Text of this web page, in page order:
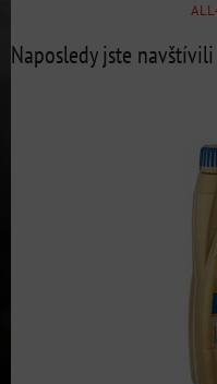
Naposledy jste